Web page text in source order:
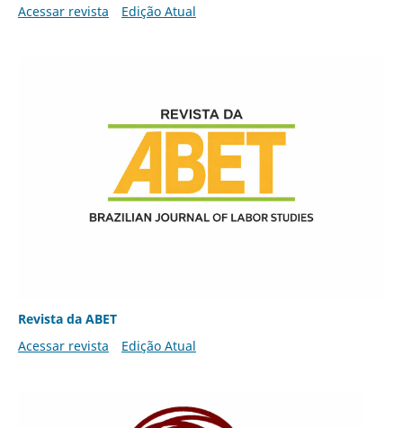
Acessar revista Edição Atual
Revista da ABET
Acessar revista
Edição Atual